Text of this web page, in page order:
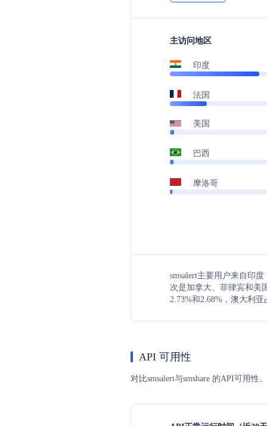
主访问地区
印度
法国
美国
巴西
摩洛哥
smsalert主要用户来自印
次是加拿大、菲律宾和美
2.73%和2.68%，澳大利亚
API 可用性
对比smsalert与smshare 的API可用